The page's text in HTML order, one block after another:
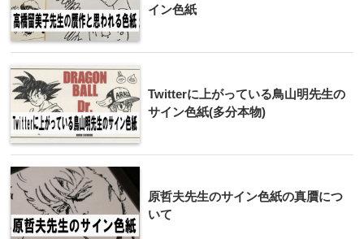
イン色紙
Twitterに上がっている鳥山明先生の
サイン色紙(多分本物)
原哲夫先生のサイン色紙の真贋につ
いて